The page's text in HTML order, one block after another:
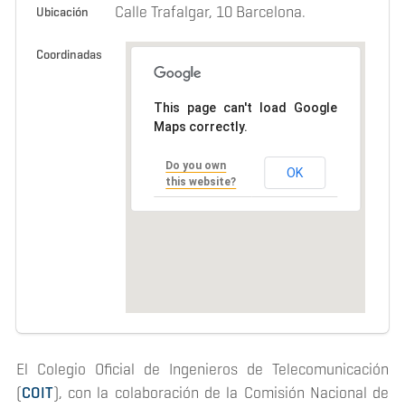
Ubicación Calle Trafalgar, 10 Barcelona.
Coordinadas
This page can't load Google
Maps correctly.
Do you own
this website?
OK
El Colegio Oficial de Ingenieros de Telecomunicación
(COIT), con la colaboración de la Comisión Nacional de